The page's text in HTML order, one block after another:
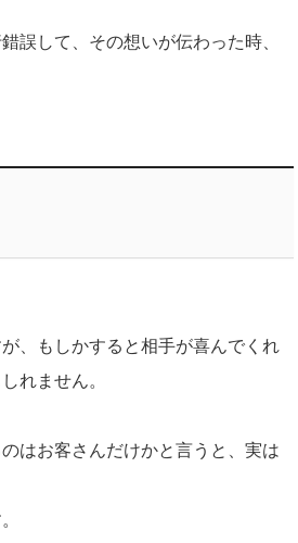
誤して、その想いが伝わった時、
、もしかすると相手が喜んでくれ
れません。
はお客さんだけかと言うと、実は